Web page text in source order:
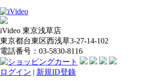
iVideo 東京浅草店
東京都台東区西浅草3-27-14-102
電話番号：03-5830-8116
ログイン | 新規ID登錄